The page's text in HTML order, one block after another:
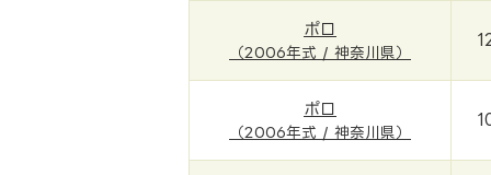
ポロ
（2006年式 / 神奈川県）
ポロ
（2006年式 / 神奈川県）